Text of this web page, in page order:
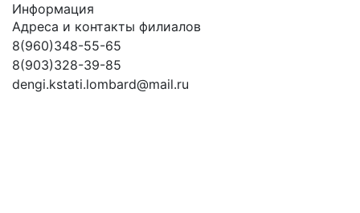
Информация
Адреса и контакты филиалов
8(960)348-55-65
8(903)328-39-85
dengi.kstati.lombard@mail.ru